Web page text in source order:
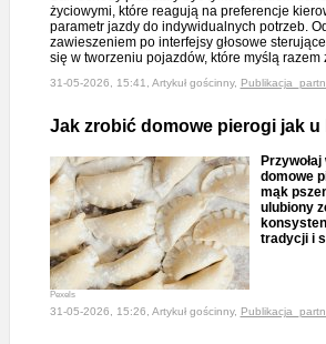
życiowymi, które reagują na preferencje
parametr jazdy do indywidualnych potrzeb.
zawieszeniem po interfejsy głosowe
się w tworzeniu pojazdów, które myślą razem
31-05-2026, 15:41, Artykuł gościnny,
Jak zrobić domowe pierogi jak u
Pexels
domowe
mąk
ulubiony
tradycji i
31-05-2026, 15:26, Artykuł gościnny,